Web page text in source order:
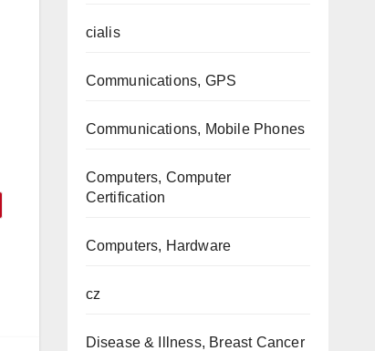
cialis
Communications, GPS
Communications, Mobile Phones
Computers, Computer
Certification
Computers, Hardware
cz
Disease & Illness, Breast Cancer